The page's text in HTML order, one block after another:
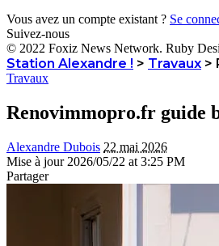
Vous avez un compte existant ? Se
Suivez-nous
© 2022 Foxiz News Network. Ruby
Station Alexandre ! > Travaux >
Travaux
Renovimmopro.fr guide
Alexandre Dubois 22 mai 2026
Mise à jour 2026/05/22 at 3:25 PM
Partager